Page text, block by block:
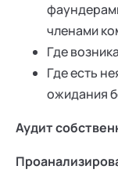
членами
Где
Где есть
ожидания
Аудит